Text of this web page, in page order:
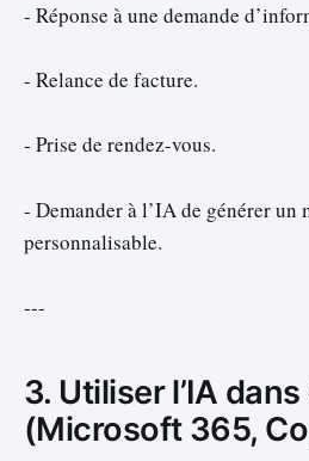
- Réponse à une demande
- Relance de facture.
- Prise de rendez-vous.
- Demander à l’IA de générer un
personnalisable.
---
3. Utiliser l’IA
(Microsoft 365,